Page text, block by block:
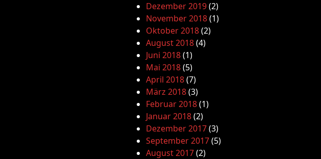
Dezember 2019(2)
November 2018(1)
Oktober 2018(2)
August 2018(4)
Juni 2018(1)
Mai 2018(5)
April 2018(7)
März 2018(3)
Februar 2018(1)
Januar 2018(2)
Dezember 2017(3)
September 2017(5)
August 2017(2)